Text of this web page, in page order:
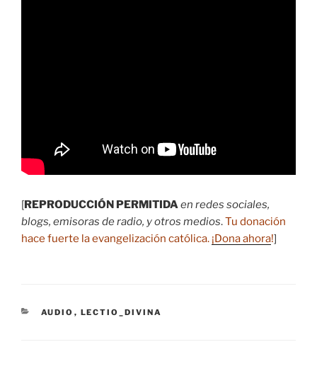
[REPRODUCCIÓN PERMITIDAen redes sociales,
blogs, emisoras de radio, y otros medios.Tu donación
hace fuerte la evangelización católica. ¡Dona ahora!]
CATEGORÍAS
AUDIO , LECTIO_DIVINA